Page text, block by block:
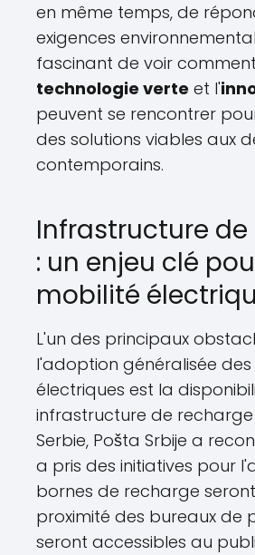
en même temps, de
exigences
fascinant de voir
technologie verte et l'
peuvent se rencontrer
des solutions viables aux
contemporains.
Infrastructure
: un enjeu clé
mobilité
L'un des principaux
l'adoption généralisée des
électriques est la
infrastructure de
Serbie, Pošta Srbije a
a pris des initiatives pour
bornes de recharge
proximité des bureaux de
seront accessibles au